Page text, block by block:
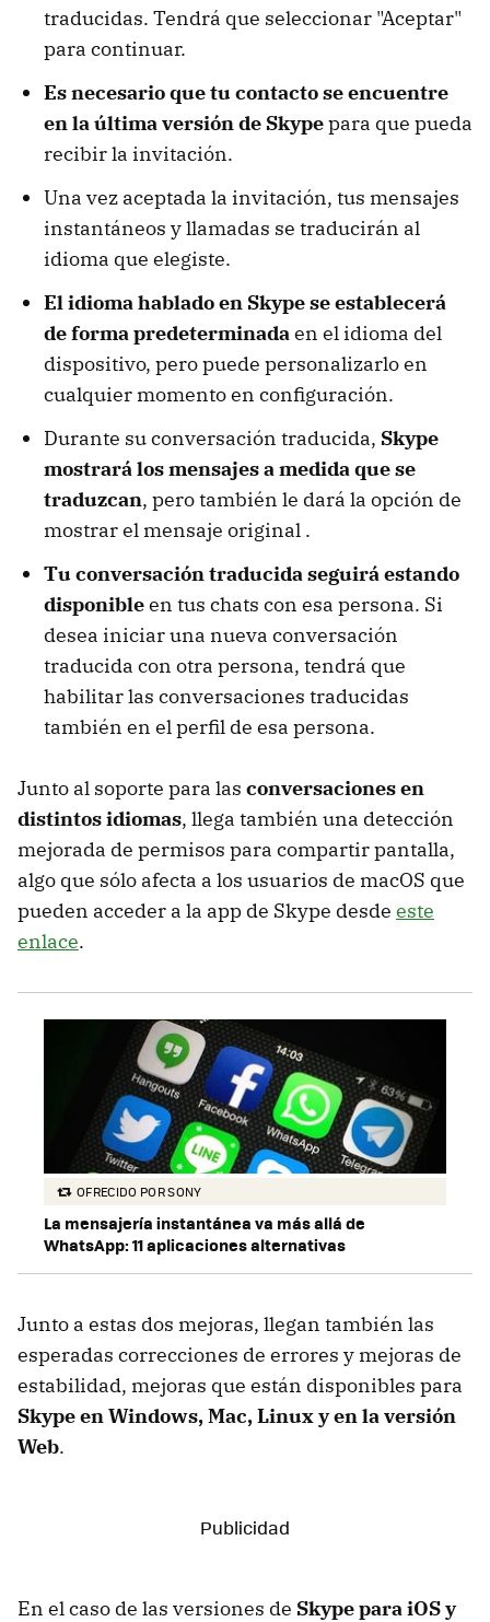
traducidas. Tendrá que seleccionar "Aceptar"
para continuar.
Es necesario que tu contacto se encuentre
en la última versión de Skypepara que pueda
recibir la invitación.
Una vez aceptada la invitación, tus mensajes
instantáneos y llamadas se traducirán al
idioma que elegiste.
El idioma hablado en Skype se establecerá
de forma predeterminadaen el idioma del
dispositivo, pero puede personalizarlo en
cualquier momento en configuración.
Durante su conversación traducida, Skype
mostrará los mensajes a medida que se
traduzcan, pero también le dará la opción de
mostrar el mensaje original .
Tu conversación traducida seguirá estando
disponibleen tus chats con esa persona. Si
desea iniciar una nueva conversación
traducida con otra persona, tendrá que
habilitar las conversaciones traducidas
también en el perfil de esa persona.
Junto al soporte para las conversaciones en
distintos idiomas, llega también una detección
mejorada de permisos para compartir pantalla,
algo que sólo afecta a los usuarios de macOS que
pueden acceder a la app de Skype desde este
enlace.
OFRECIDO POR SONY
La mensajería instantánea va más allá de
WhatsApp: 11 aplicaciones alternativas
Junto a estas dos mejoras, llegan también las
esperadas correcciones de errores y mejoras de
estabilidad, mejoras que están disponibles para
Skype en Windows, Mac, Linux y en la versión
Web.
En el caso de las versiones de Skype para iOS y